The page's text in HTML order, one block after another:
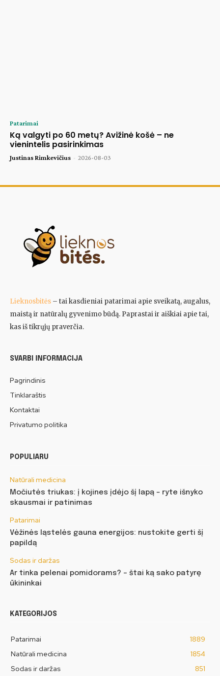
Patarimai
Ką valgyti po 60 metų? Avižinė košė – ne
vienintelis pasirinkimas
Justinas Rimkevičius - 2026-08-03
Lieknosbitės – tai kasdieniai patarimai apie sveikatą, augalus,
maistą ir natūralų gyvenimo būdą. Paprastai ir aiškiai apie tai,
kas iš tikrųjų praverčia.
SVARBI INFORMACIJA
Pagrindinis
Tinklaraštis
Kontaktai
Privatumo politika
POPULIARU
Natūrali medicina
Močiutės triukas: į kojines įdėjo šį lapą – ryte išnyko
skausmai ir patinimas
Patarimai
Vėžinės ląstelės gauna energijos: nustokite gerti šį
papildą
Sodas ir daržas
Ar tinka pelenai pomidorams? – štai ką sako patyrę
ūkininkai
KATEGORIJOS
Patarimai
1889
Natūrali medicina
1854
Sodas ir daržas
851